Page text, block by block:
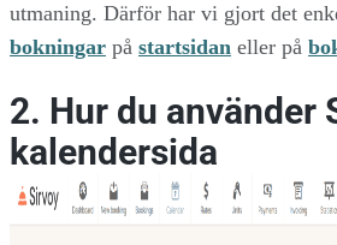
utmaning. Därför har vi gjort det
bokningar på startsidan eller på
2. Hur du använder
kalendersida